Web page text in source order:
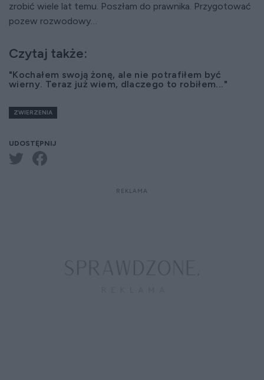
zrobić wiele lat temu. Poszłam do prawnika. Przygotować
pozew rozwodowy…
Czytaj także:
"Kochałem swoją żonę, ale nie potrafiłem być
wierny. Teraz już wiem, dlaczego to robiłem..."
ZWIERZENIA
UDOSTĘPNIJ